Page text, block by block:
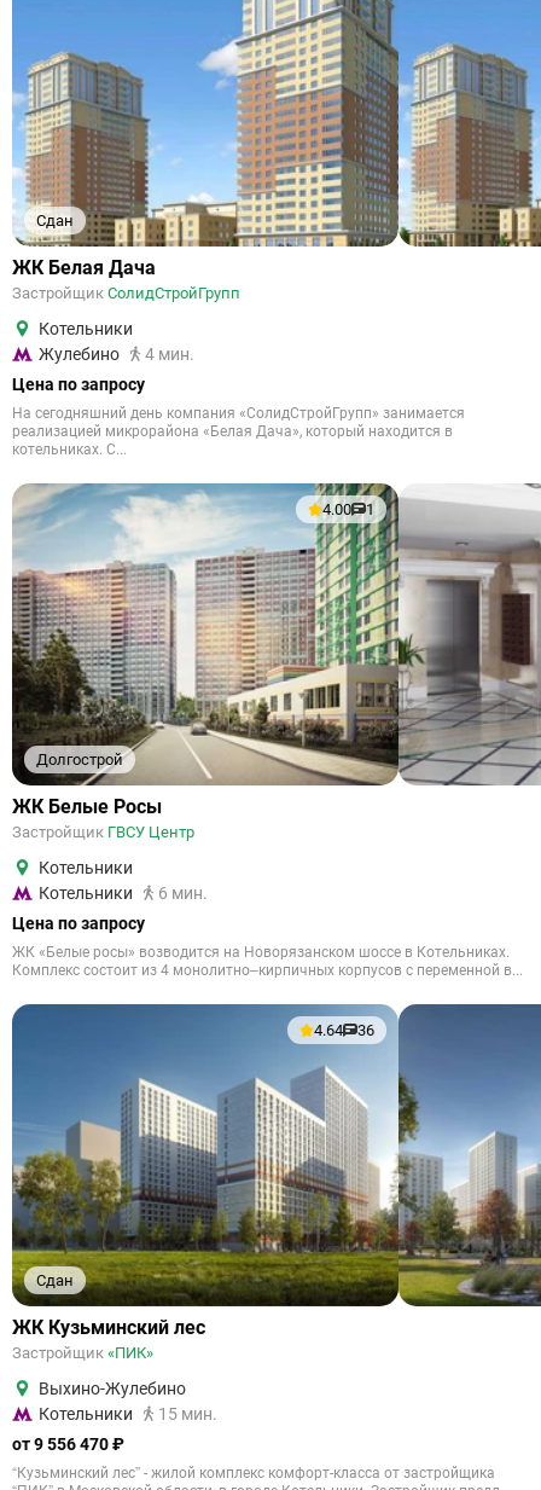
Сдан
ЖК Белая Дача
Застройщик СолидСтройГрупп
Котельники
Жулебино
4 мин.
Цена по запросу
На сегодняшний день компания «СолидСтройГрупп» занимается
реализацией микрорайона «Белая Дача», который находится в
котельниках. С...
Долгострой
4.00 1
ЖК Белые Росы
Застройщик ГВСУ Центр
Котельники
Котельники
6 мин.
Цена по запросу
ЖК «Белые росы» возводится на Новорязанском шоссе в Котельниках.
Комплекс состоит из 4 монолитно–кирпичных корпусов с переменной в...
Сдан
4.64 36
ЖК Кузьминский лес
Застройщик «ПИК»
Выхино-Жулебино
Котельники
15 мин.
от 9 556 470 ₽
“Кузьминский лес” - жилой комплекс комфорт-класса от застройщика